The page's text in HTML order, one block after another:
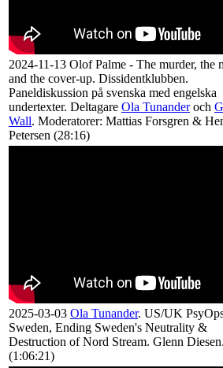
2024-11-13 Olof Palme - The murder, the
and the cover-up. Dissidentklubben.
Paneldiskussion på svenska med engelska
undertexter. Deltagare Ola Tunanderoch
Wall. Moderatorer: Mattias Forsgren &
Petersen (28:16)
2025-03-03 Ola Tunander. US/UK
Sweden, Ending Sweden's Neutrality &
Destruction of Nord Stream. Glenn Diesen.
(1:06:21)